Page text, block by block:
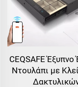
CEQSAFE Έξυπνο
Ντουλάπι με